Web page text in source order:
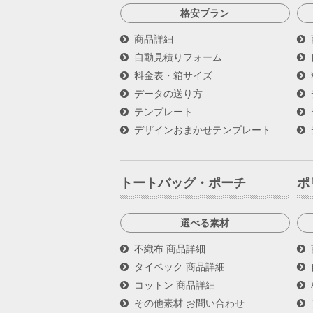
格安プラン
商品詳細
自動見積りフォーム
料金表・箱サイズ
データの送り方
テンプレート
デザインおまかせテンプレート
トートバッグ・ポーチ
選べる素材
不織布 商品詳細
タイベック 商品詳細
コットン 商品詳細
その他素材 お問い合わせ
ポ